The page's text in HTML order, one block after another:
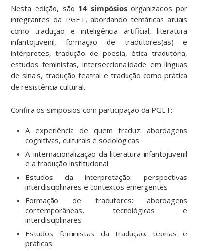
Nesta edição, são 14 simpósios organizados por
integrantes da PGET, abordando temáticas atuais
como tradução e inteligência artificial, literatura
infantojuvenil, formação de tradutores(as) e
intérpretes, tradução de poesia, ética tradutória,
estudos feministas, interseccionalidade em línguas
de sinais, tradução teatral e tradução como prática
de resistência cultural.
Confira os simpósios com participação da PGET:
A experiência de quem traduz: abordagens
cognitivas, culturais e sociológicas
A internacionalização da literatura infantojuvenil
e a tradução institucional
Estudos da interpretação: perspectivas
interdisciplinares e contextos emergentes
Formação de tradutores: abordagens
contemporâneas, tecnológicas e
interdisciplinares
Estudos feministas da tradução: teorias e
práticas